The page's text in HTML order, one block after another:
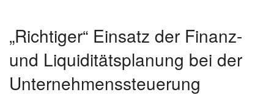
„Richtiger“ Einsatz der Finanz-
und Liquiditätsplanung bei der
Unternehmenssteuerung